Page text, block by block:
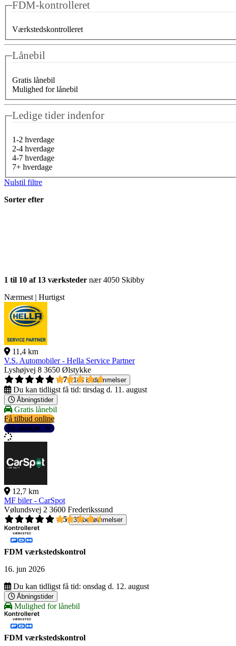
FDM-kontrolleret
Værkstedskontrolleret
Lånebil
Gratis lånebil
Mulighed for lånebil
Ledige tider indenfor
1-2 hverdage
2-4 hverdage
4-7 hverdage
7+ hverdage
Nulstil filtre
Sorter efter
1 til 10 af 13 værksteder nær 4050 Skibby
Nærmest | Hurtigst
11,4 km
V.S. Automobiler - Hella Service Partner
Lyshøjvej 8 3650 Ølstykke
4,7
144 bedømmelser
Du kan tidligst få tid: tirsdag d. 11. august
Åbningstider
Gratis lånebil
Få tilbud online
Se detaljer
12,7 km
MF biler - CarSpot
Vølundsvej 2 3600 Frederikssund
4,5
35 bedømmelser
FDM værkstedskontrol
16. jun 2026
Du kan tidligst få tid: onsdag d. 12. august
Åbningstider
Mulighed for lånebil
FDM værkstedskontrol